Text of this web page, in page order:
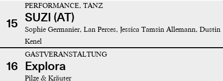
15
PERFORMANCE, TANZ
SUZI (AT)
Sophie Germanier, Lan Perces, Jessica Tamsin Allemann, Dustin
Kenel
16
GASTVERANSTALTUNG
Explora
Pilze & Kräuter